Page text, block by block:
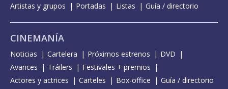
Artistas y grupos
Portadas Listas Guía / directorio
CINEMANÍA
Noticias Cartelera Próximos estrenos
DVD
Avances
Tráilers
Festivales + premios
Actores y actrices
Carteles Box-office Guía / directorio